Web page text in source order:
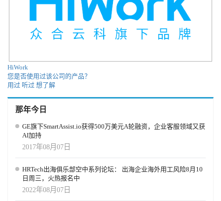
HiWork
您是否使用过该公司的产品？
用过 听过 想了解
那年今日
GE旗下SmartAssist.io获得500万美元A轮融资，企业客服领域又获
AI加持
2017年08月07日
HRTech出海俱乐部空中系列论坛： 出海企业海外用工风险8月10
日周三，火热报名中
2022年08月07日